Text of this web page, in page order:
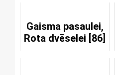
Gaisma pasaulei,
Rota dvēselei [86]